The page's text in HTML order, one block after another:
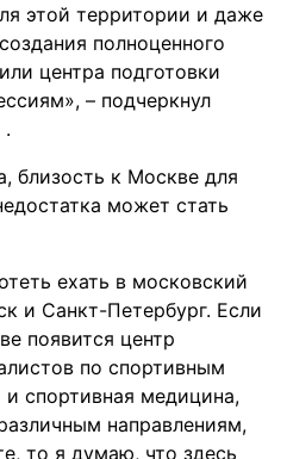
этой территории и даже
полноценного
центра подготовки
– подчеркнул
.
близость к Москве для
может стать
ехать в московский
и Санкт-Петербург. Если
появится центр
по спортивным
спортивная медицина,
направлениям,
то я думаю, что здесь